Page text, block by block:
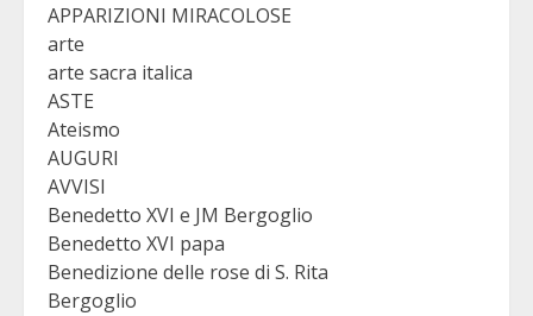
APPARIZIONI MIRACOLOSE
arte
arte sacra italica
ASTE
Ateismo
AUGURI
AVVISI
Benedetto XVI e JM Bergoglio
Benedetto XVI papa
Benedizione delle rose di S. Rita
Bergoglio